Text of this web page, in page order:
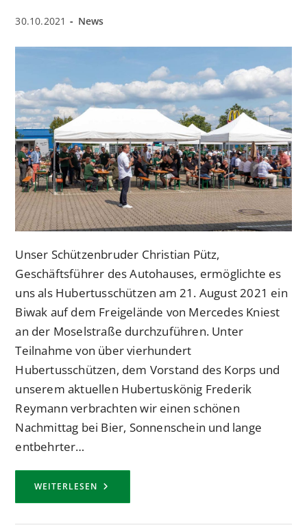
Beitrag
30.10.2021
Beitrags-
News
Unser Schützenbruder Christian Pütz,
Geschäftsführer des Autohauses, ermöglichte es
uns als Hubertusschützen am 21. August 2021 ein
Biwak auf dem Freigelände von Mercedes Kniest
an der Moselstraße durchzuführen. Unter
Teilnahme von über vierhundert
Hubertusschützen, dem Vorstand des Korps und
unserem aktuellen Hubertuskönig Frederik
Reymann verbrachten wir einen schönen
Nachmittag bei Bier, Sonnenschein und lange
entbehrter…
WEITERLESEN HUBERTUS-
AUF
GELÄNDE